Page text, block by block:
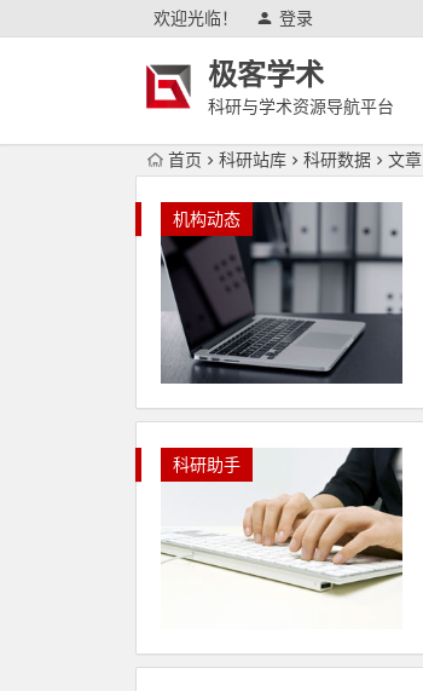
欢迎光临！ 登录
极客学术
科研与学术资源导航平台
首页 科研站库 科研数据 文章
机构动态
科研助手